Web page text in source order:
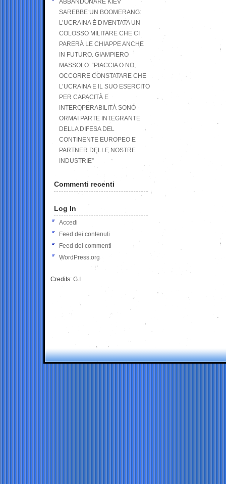
ABBANDONARE KIEV
SAREBBE UN BOOMERANG:
L’UCRAINA È DIVENTATA UN
COLOSSO MILITARE CHE CI
PARERÀ LE CHIAPPE ANCHE
IN FUTURO. GIAMPIERO
MASSOLO: “PIACCIA O NO,
OCCORRE CONSTATARE CHE
L’UCRAINA E IL SUO ESERCITO
PER CAPACITÀ E
INTEROPERABILITÀ SONO
ORMAI PARTE INTEGRANTE
DELLA DIFESA DEL
CONTINENTE EUROPEO E
PARTNER DELLE NOSTRE
INDUSTRIE”
Commenti recenti
Log In
Accedi
Feed dei contenuti
Feed dei commenti
WordPress.org
Credits: G.I